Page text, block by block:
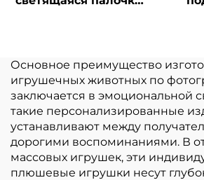
поклонников поп-
звезды музыкальный
концерт
празднование
Основное преимущество
игрушечных животных по
заключается в эмоциональной
такие персонализированные
устанавливают между
дорогими воспоминаниями. В
массовых игрушек, эти
плюшевые игрушки несут